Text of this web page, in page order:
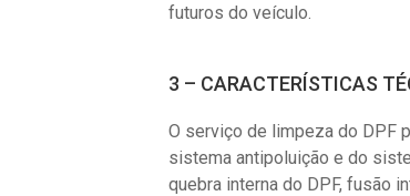
futuros do veículo.
3 – CARACTERÍSTICAS
O serviço de limpeza do DPF
sistema antipoluição e do
quebra interna do DPF, fusão